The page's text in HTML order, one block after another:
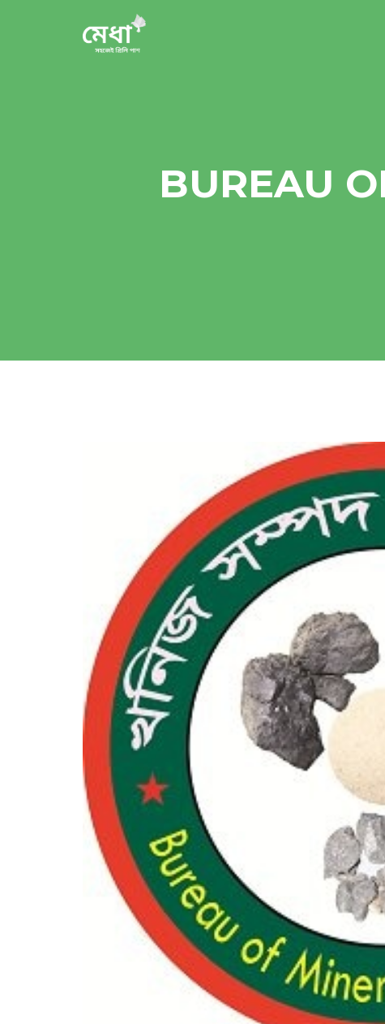
BUREAU